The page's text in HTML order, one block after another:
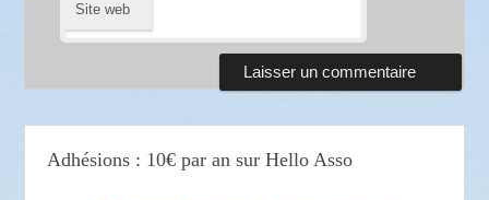
Site web
Adhésions : 10€ par an sur Hello Asso